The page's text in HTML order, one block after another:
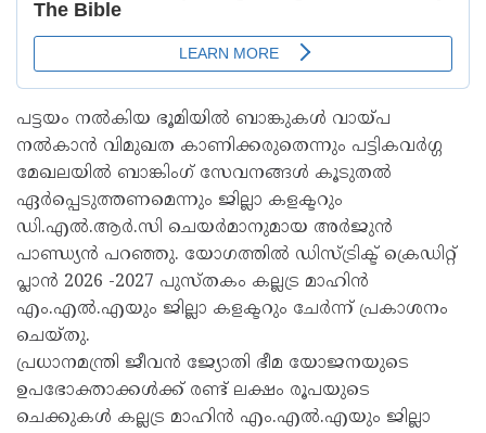
പട്ടയം നൽകിയ ഭൂമിയിൽ ബാങ്കുകൾ വായ്പ
നൽകാൻ വിമുഖത കാണിക്കരുതെന്നും പട്ടികവർഗ്ഗ
മേഖലയിൽ ബാങ്കിംഗ് സേവനങ്ങൾ കൂടുതൽ
ഏർപ്പെടുത്തണമെന്നും ജില്ലാ കളക്ടറും
ഡി.എൽ.ആർ.സി ചെയർമാനുമായ അർജുൻ
പാണ്ഡ്യൻ പറഞ്ഞു. യോഗത്തിൽ ഡിസ്ട്രിക്ട് ക്രെഡിറ്റ്
പ്ലാൻ 2026 -2027 പുസ്തകം കല്ലട്ര മാഹിൻ
എം.എൽ.എയും ജില്ലാ കളക്ടറും ചേർന്ന് പ്രകാശനം
ചെയ്തു.
പ്രധാനമന്ത്രി ജീവൻ ജ്യോതി ഭീമ യോജനയുടെ
ഉപഭോക്താക്കൾക്ക് രണ്ട് ലക്ഷം രൂപയുടെ
ചെക്കുകൾ കല്ലട്ര മാഹിൻ എം.എൽ.എയും ജില്ലാ